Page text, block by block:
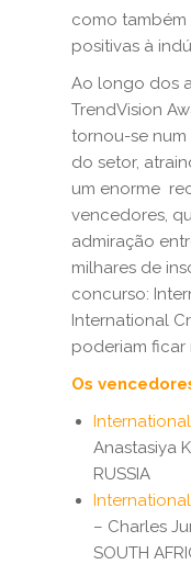
como também
positivas à
Ao longo dos
TrendVision
tornou-se num
do setor,
um enorme
vencedores,
admiração
milhares de
concurso:
International
poderiam ficar
Os
Anastasiya
RUSSIA
– Charles
SOUTH